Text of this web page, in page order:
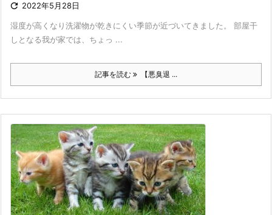
 2022年5月28日
湿度が高くなり洗濯物が乾きにくい季節が近づいてきました。 部屋干
しとなる我が家では、ちょっ ...
記事を読む 【悪臭退 ...